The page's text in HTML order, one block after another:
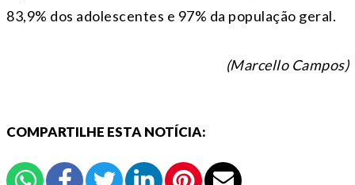
83,9% dos adolescentes e 97% da população geral.
(Marcello Campos)
COMPARTILHE ESTA NOTÍCIA: